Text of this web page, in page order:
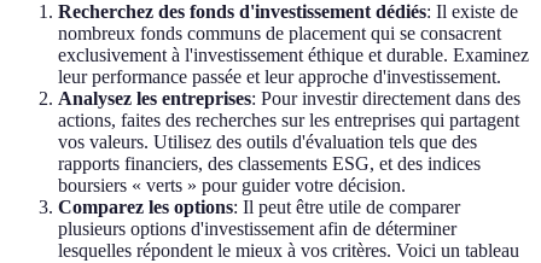
Recherchez des fonds d'investissement dédiés: Il existe de
nombreux fonds communs de placement qui se consacrent
exclusivement à l'investissement éthique et durable. Examinez
leur performance passée et leur approche d'investissement.
Analysez les entreprises: Pour investir directement dans des
actions, faites des recherches sur les entreprises qui partagent
vos valeurs. Utilisez des outils d'évaluation tels que des
rapports financiers, des classements ESG, et des indices
boursiers « verts » pour guider votre décision.
Comparez les options: Il peut être utile de comparer
plusieurs options d'investissement afin de déterminer
lesquelles répondent le mieux à vos critères. Voici un tableau